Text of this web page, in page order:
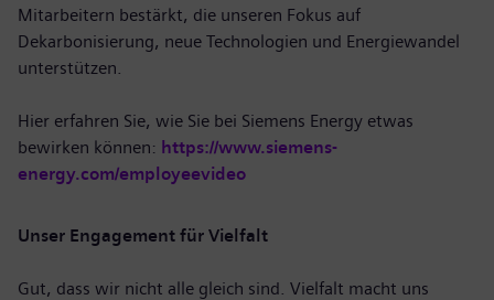
Mitarbeitern bestärkt, die unseren Fokus auf
Dekarbonisierung, neue Technologien und Energiewandel
unterstützen.
Hier erfahren Sie, wie Sie bei Siemens Energy etwas
bewirken können: https://www.siemens-
energy.com/employeevideo
Unser Engagement für Vielfalt
Gut, dass wir nicht alle gleich sind. Vielfalt macht uns